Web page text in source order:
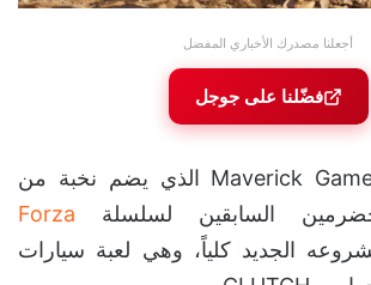
أجعلنا مصدرك الأخباري المفضل
فضّلنا على جوجل
أعلن استوديو Maverick Games الذي يضم نخبة من
السابقين لسلسلة Forza
الجديد كلياً، وهي لعبة سيارات